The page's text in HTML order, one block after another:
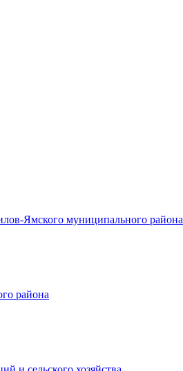
Ямского муниципального района
района